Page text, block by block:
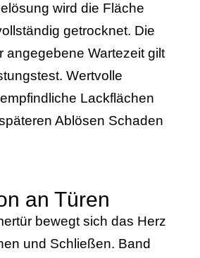
wird die Fläche
getrocknet. Die
angegebene Wartezeit gilt
Wertvolle
Lackflächen
Ablösen Schaden
an Türen
bewegt sich das Herz
und Schließen. Band